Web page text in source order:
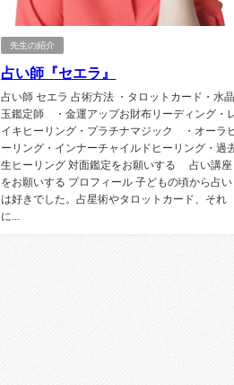
先生の紹介
占い師『セエラ』
占い師 セエラ 占術方法 ・タロットカード・水晶
玉鑑定師®️・金運アップお財布リーディング・
イキヒーリング・プラチナマジック®️・オーラ
ーリング・インナーチャイルドヒーリング・過
生ヒーリング 対面鑑定をお願いする 占い講座
をお願いする プロフィール 子どもの頃から占い
は好きでした。占星術やタロットカード、それ
に...